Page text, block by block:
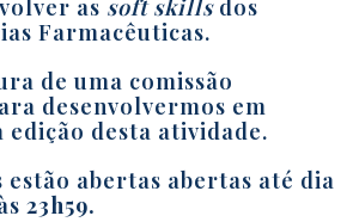
as soft skills dos
Farmacêuticas.
de uma comissão
desenvolvermos em
edição desta atividade.
abertas abertas até dia
23h59.